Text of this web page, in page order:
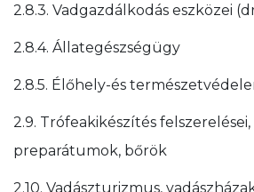
2.8.3. Vadgazdálkodás eszközei
2.8.4. Állategészségügy
2.8.5. Élőhely-és
2.9. Trófeakikészítés felszerelései,
preparátumok, bőrök
2.10. Vadászturizmus,